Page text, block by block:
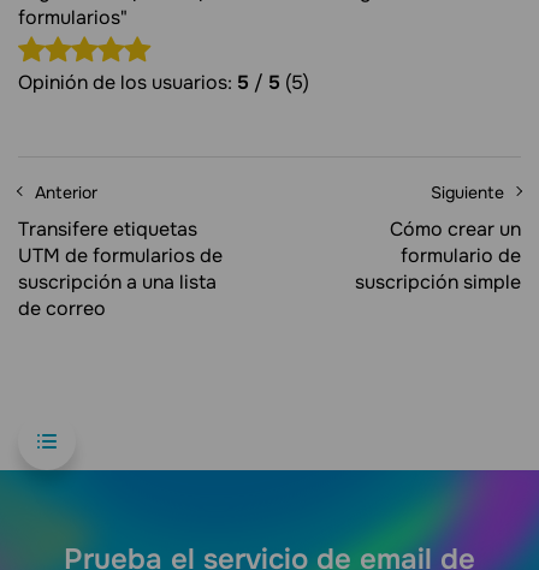
formularios"
Opinión de los usuarios: 5 / 5 (5)
Anterior
Transifere etiquetas
UTM de formularios de
suscripción a una lista
de correo
Siguiente
Cómo crear un
formulario de
suscripción simple
Prueba el servicio de email de